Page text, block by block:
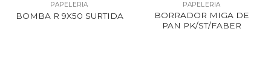
PAPELERIA
BOMBA R 9X50 SURTIDA
PAPELERIA
BORRADOR MIGA DE
PAN PK/ST/FABER